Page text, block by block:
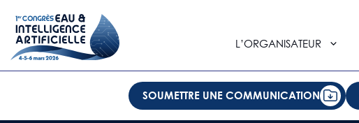
L’ORGANISATEUR
SOUMETTRE UNE COMMUNICATION